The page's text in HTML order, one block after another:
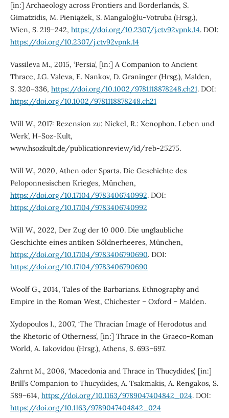
[in:] Archaeology across Frontiers and Borderlands, S.
Gimatzidis, M. Pieniążek, S. Mangaloğlu-Votruba (Hrsg.),
Wien, S. 219–242, https://doi.org/10.2307/j.ctv92vpnk.14. DOI:
https://doi.org/10.2307/j.ctv92vpnk.14
Vassileva M., 2015, ‘Persia’, [in:] A Companion to Ancient
Thrace, J.G. Valeva, E. Nankov, D. Graninger (Hrsg.), Malden,
S. 320–336, https://doi.org/10.1002/9781118878248.ch21. DOI:
https://doi.org/10.1002/9781118878248.ch21
Will W., 2017: Rezension zu: Nickel, R.: Xenophon. Leben und
Werk’, H-Soz-Kult,
www.hsozkult.de/publicationreview/id/reb-25275.
Will W., 2020, Athen oder Sparta. Die Geschichte des
Peloponnesischen Krieges, München,
https://doi.org/10.17104/9783406740992. DOI:
https://doi.org/10.17104/9783406740992
Will W., 2022, Der Zug der 10 000. Die unglaubliche
Geschichte eines antiken Söldnerheeres, München,
https://doi.org/10.17104/9783406790690. DOI:
https://doi.org/10.17104/9783406790690
Woolf G., 2014, Tales of the Barbarians. Ethnography and
Empire in the Roman West, Chichester – Oxford – Malden.
Xydopoulos I., 2007, ‘The Thracian Image of Herodotus and
the Rhetoric of Otherness’, [in:] Thrace in the Graeco-Roman
World, A. Iakovidou (Hrsg.), Athens, S. 693–697.
Zahrnt M., 2006, ‘Macedonia and Thrace in Thucydides’, [in:]
Brill’s Companion to Thucydides, A. Tsakmakis, A. Rengakos, S.
589–614, https://doi.org/10.1163/9789047404842_024. DOI:
https://doi.org/10.1163/9789047404842_024